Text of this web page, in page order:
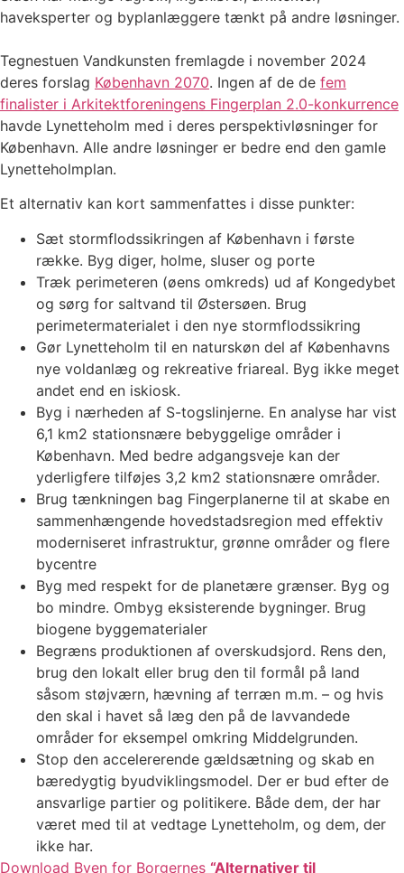
haveksperter og byplanlæggere tænkt på andre løsninger.
Tegnestuen Vandkunsten fremlagde i november 2024
deres forslag København 2070. Ingen af de de fem
finalister i Arkitektforeningens Fingerplan 2.0-konkurrence
havde Lynetteholm med i deres perspektivløsninger for
København. Alle andre løsninger er bedre end den gamle
Lynetteholmplan.
Et alternativ kan kort sammenfattes i disse punkter:
Sæt stormflodssikringen af København i første
række. Byg diger, holme, sluser og porte
Træk perimeteren (øens omkreds) ud af Kongedybet
og sørg for saltvand til Østersøen. Brug
perimetermaterialet i den nye stormflodssikring
Gør Lynetteholm til en naturskøn del af Københavns
nye voldanlæg og rekreative friareal. Byg ikke meget
andet end en iskiosk.
Byg i nærheden af S-togslinjerne. En analyse har vist
6,1 km2 stationsnære bebyggelige områder i
København. Med bedre adgangsveje kan der
yderligfere tilføjes 3,2 km2 stationsnære områder.
Brug tænkningen bag Fingerplanerne til at skabe en
sammenhængende hovedstadsregion med effektiv
moderniseret infrastruktur, grønne områder og flere
bycentre
Byg med respekt for de planetære grænser. Byg og
bo mindre. Ombyg eksisterende bygninger. Brug
biogene byggematerialer
Begræns produktionen af overskudsjord. Rens den,
brug den lokalt eller brug den til formål på land
såsom støjværn, hævning af terræn m.m. – og hvis
den skal i havet så læg den på de lavvandede
områder for eksempel omkring Middelgrunden.
Stop den accelererende gældsætning og skab en
bæredygtig byudviklingsmodel. Der er bud efter de
ansvarlige partier og politikere. Både dem, der har
været med til at vedtage Lynetteholm, og dem, der
ikke har.
Download Byen for Borgernes “Alternativer til